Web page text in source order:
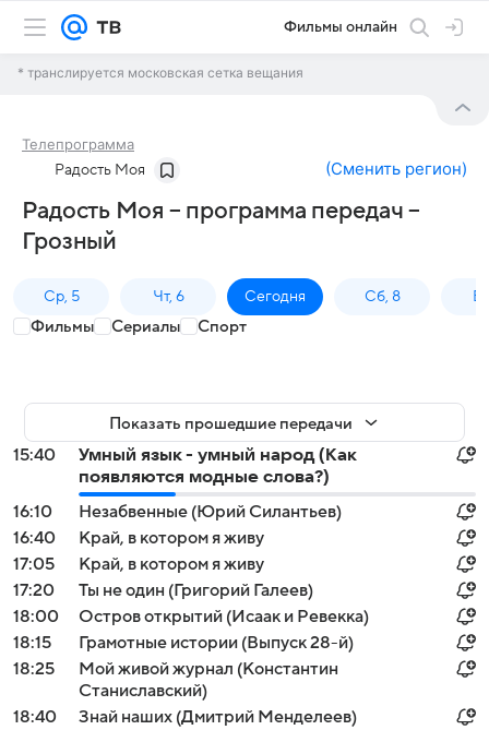
Фильмы онлайн
* транслируется московская сетка вещания
Телепрограмма
Радость Моя (Сменить регион)
Радость Моя – программа передач –
Грозный
Ср, 5 Чт, 6 Сегодня Сб, 8
Фильмы Сериалы Спорт
Показать прошедшие передачи
15:40
Умный язык - умный народ (Как
появляются модные слова?)
16:10
Незабвенные (Юрий Силантьев)
16:40
Край, в котором я живу
17:05
Край, в котором я живу
17:20
Ты не один (Григорий Галеев)
18:00
Остров открытий (Исаак и Ревекка)
18:15
Грамотные истории (Выпуск 28-й)
18:25
Мой живой журнал (Константин
Станиславский)
18:40
Знай наших (Дмитрий Менделеев)